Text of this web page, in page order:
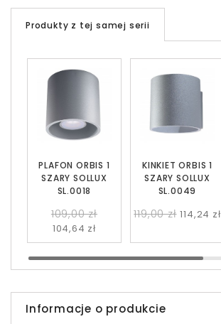
Produkty z tej samej serii
PLAFON ORBIS 1
SZARY SOLLUX
SL.0018
109,00 zł
104,64 zł
KINKIET ORBIS 1
SZARY SOLLUX
SL.0049
119,00 zł 114,24 zł
Informacje o produkcie